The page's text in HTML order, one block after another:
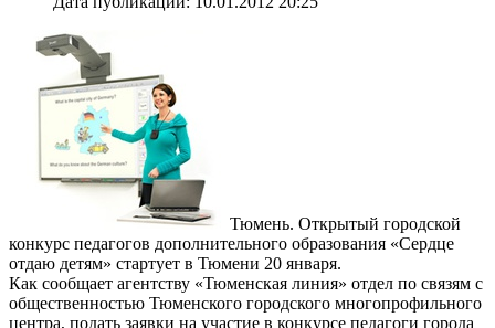
Тюмень. Открытый городской
конкурс педагогов дополнительного образования «Сердце
отдаю детям» стартует в Тюмени 20 января.
Как сообщает агентству «Тюменская линия» отдел по связям с
общественностью Тюменского городского многопрофильного
центра, подать заявки на участие в конкурсе педагоги города